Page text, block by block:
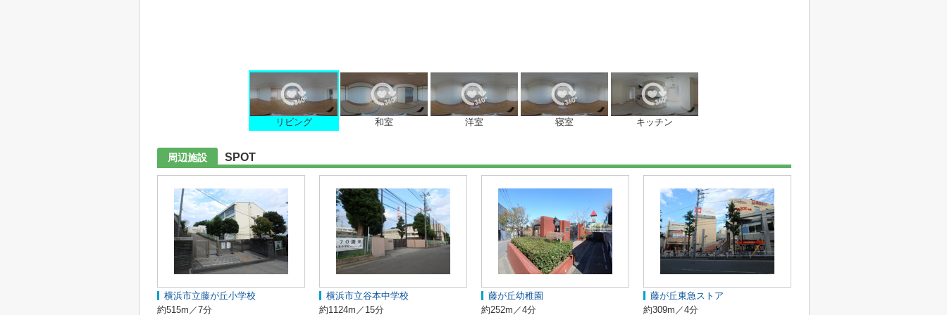
リビング 和室 洋室 寝室 キッチン
周辺施設 SPOT
横浜市立藤が丘小学校
約515m／7分
横浜市立谷本中学校
約1124m／15分
藤が丘幼稚園
約252m／4分
藤が丘東急ストア
約309m／4分